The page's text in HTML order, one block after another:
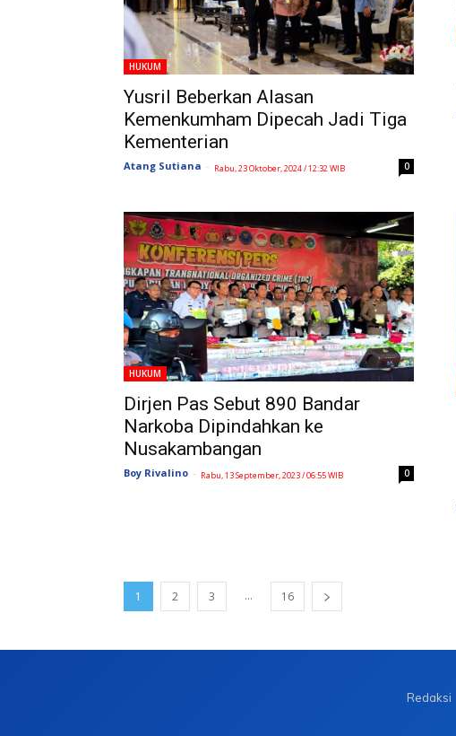
HUKUM
Yusril Beberkan Alasan
Kemenkumham Dipecah Jadi Tiga
Kementerian
Atang Sutiana - Rabu, 23 Oktober, 2024 / 12:32 WIB 0
HUKUM
Dirjen Pas Sebut 890 Bandar
Narkoba Dipindahkan ke
Nusakambangan
Boy Rivalino - Rabu, 13 September, 2023 / 06:55 WIB 0
1 2 3 ... 16
Redaksi